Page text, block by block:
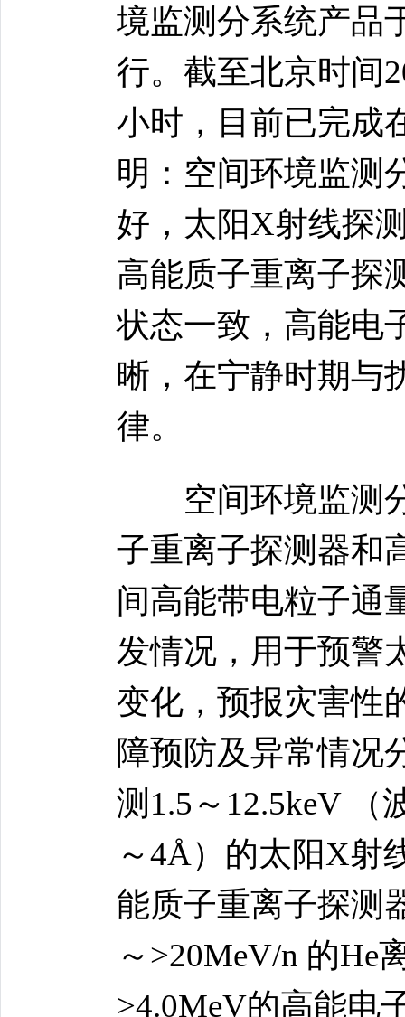
境监测分系统产品
行。截至北京时间
小时，目前已完成
明：空间环境监测
好，太阳X射线探
高能质子重离子探
状态一致，高能电
晰，在宁静时期与
律。
空间环境监测分
子重离子探测器和
间高能带电粒子通
发情况，用于预警
变化，预报灾害性
障预防及异常情况
测1.5～12.5keV （
～4Å）的太阳X射
能质子重离子探测
～>20MeV/n 的He
>4.0MeV的高能电